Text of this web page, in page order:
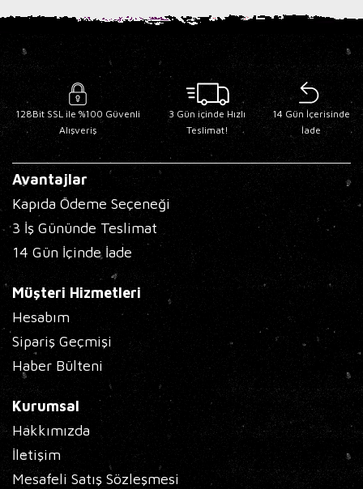
128Bit SSL ile %100 Güvenli
Alışveriş
3 Gün içinde Hızlı
Teslimat!
14 Gün İçerisinde
İade
Avantajlar
Kapıda Ödeme Seçeneği
3 İş Gününde Teslimat
14 Gün İçinde İade
Müşteri Hizmetleri
Hesabım
Sipariş Geçmişi
Haber Bülteni
Kurumsal
Hakkımızda
İletişim
Mesafeli Satış Sözleşmesi